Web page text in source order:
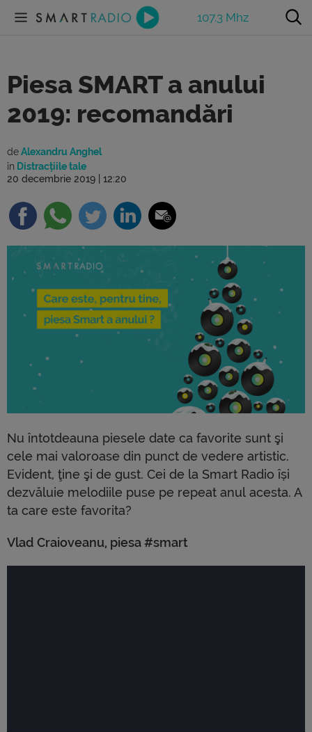
107.3 Mhz
Piesa SMART a anului
2019: recomandări
deAlexandru Anghel
în Distracțiile tale
20 decembrie 2019 | 12:20
Nu întotdeauna piesele date ca favorite sunt şi
cele mai valoroase din punct de vedere artistic.
Evident, ţine şi de gust. Cei de la Smart Radio își
dezvăluie melodiile puse pe repeat anul acesta. A
ta care este favorita?
Vlad Craioveanu, piesa #smart